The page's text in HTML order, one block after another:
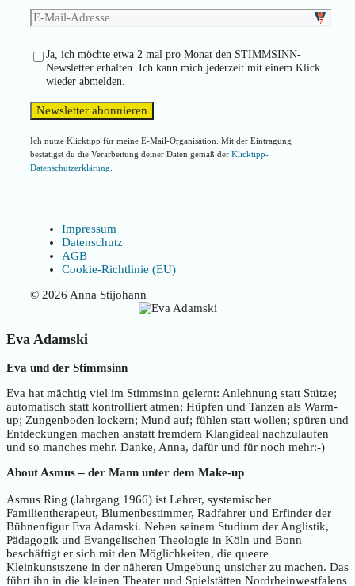
Ja, ich möchte etwa 2 mal pro Monat den STIMMSINN-
Newsletter erhalten. Ich kann mich jederzeit mit einem Klick
wieder abmelden.
Ich nutze Klicktipp für meine E-Mail-Organisation. Mit der Eintragung
bestätigst du die Verarbeitung deiner Daten gemäß der Klicktipp-
Datenschutzerklärung
Impressum
Datenschutz
AGB
Cookie-Richtlinie (EU)
© 2026 Anna Stijohann
Eva Adamski
Eva und der Stimmsinn
Eva hat mächtig viel im Stimmsinn gelernt: Anlehnung statt Stütze;
automatisch statt kontrolliert atmen; Hüpfen und Tanzen als Warm-
up; Zungenboden lockern; Mund auf; fühlen statt wollen; spüren und
Entdeckungen machen anstatt fremdem Klangideal nachzulaufen
und so manches mehr. Danke, Anna, dafür und für noch mehr:-)
About Asmus – der Mann unter dem Make-up
Asmus Ring (Jahrgang 1966) ist Lehrer, systemischer
Familientherapeut, Blumenbestimmer, Radfahrer und Erfinder der
Bühnenfigur Eva Adamski. Neben seinem Studium der Anglistik,
Pädagogik und Evangelischen Theologie in Köln und Bonn
beschäftigt er sich mit den Möglichkeiten, die queere
Kleinkunstszene in der näheren Umgebung unsicher zu machen. Das
führt ihn in die kleinen Theater und Spielstätten Nordrheinwestfalens